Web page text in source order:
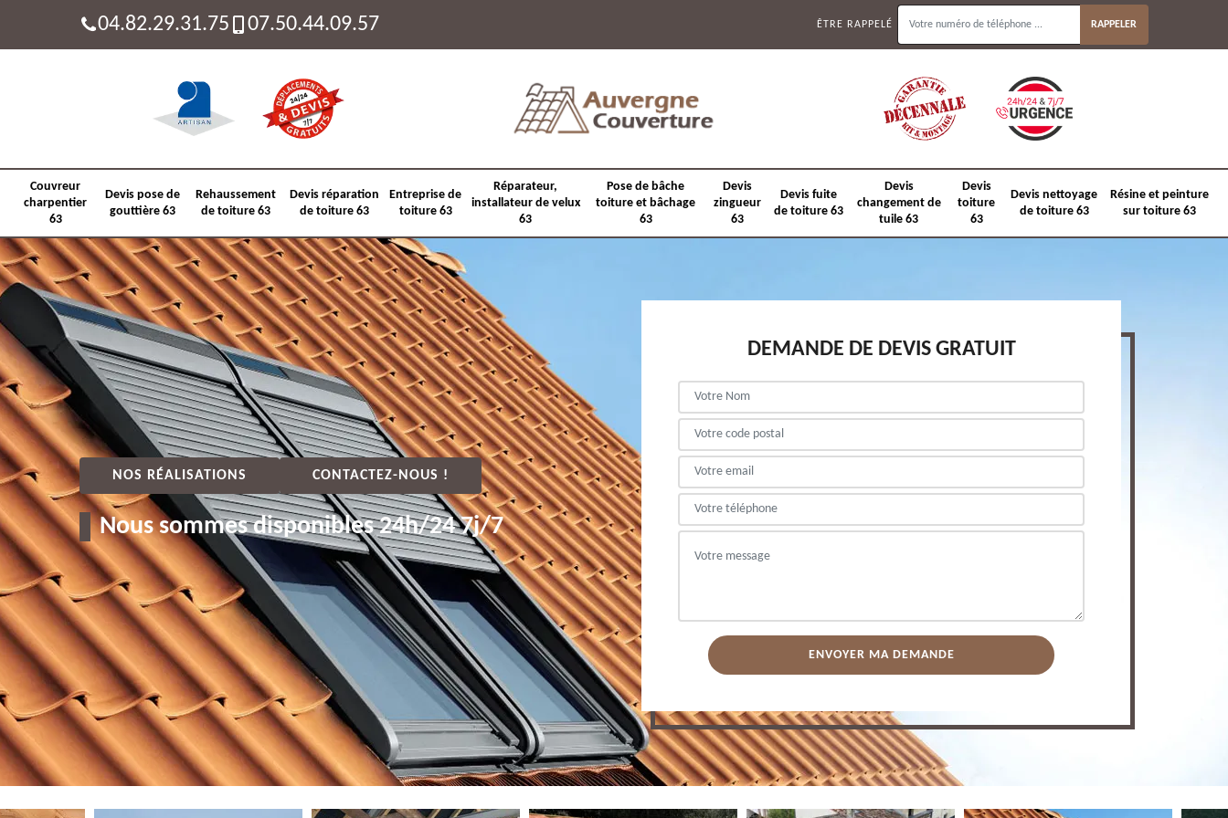
04.82.29.31.75 07.50.44.09.57 ÊTRE RAPPELÉ
Couvreur
charpentier
63
Devis pose de
gouttière 63
Rehaussement
de toiture 63
Devis réparation
de toiture 63
Entreprise de
toiture 63
Réparateur,
installateur de velux
63
Pose de bâche
toiture et bâchage
63
Devis
zingueur
63
Devis fuite
de toiture 63
Devis
changement de
tuile 63
Devis
toiture
63
Devis nettoyage
de toiture 63
Résine et peinture
sur toiture 63
NOS RÉALISATIONS CONTACTEZ-NOUS !
Nous sommes disponibles 24h/24 7j/7
DEMANDE DE DEVIS GRATUIT